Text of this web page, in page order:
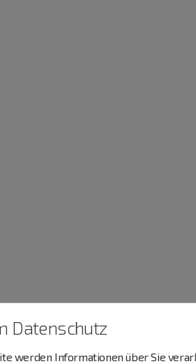
Datenschutz
werden Informationen über Sie